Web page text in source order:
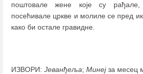
поштовале жене које су
посећивале цркве и молиле се пред
како би остале гравидне.
ИЗВОРИ: Јеванђеља; Минејза месец